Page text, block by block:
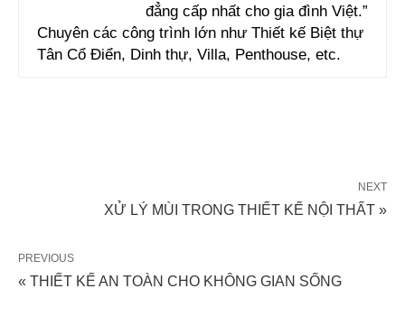
đẳng cấp nhất cho gia đình Việt.”
Chuyên các công trình lớn như Thiết kế Biệt thự
Tân Cổ Điển, Dinh thự, Villa, Penthouse, etc.
NEXT
XỬ LÝ MÙI TRONG THIẾT KẾ NỘI THẤT »
PREVIOUS
« THIẾT KẾ AN TOÀN CHO KHÔNG GIAN SỐNG